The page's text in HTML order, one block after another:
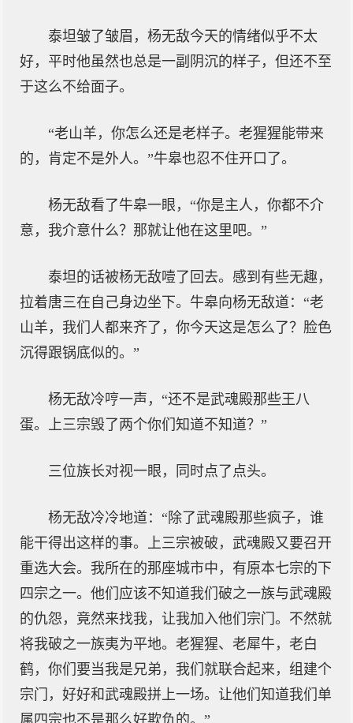
泰坦皱了皱眉，杨无敌今天的情绪似乎不太
好，平时他虽然也总是一副阴沉的样子，但还不至
于这么不给面子。
“老山羊，你怎么还是老样子。老猩猩能带来
的，肯定不是外人。”牛皋也忍不住开口了。
杨无敌看了牛皋一眼，“你是主人，你都不介
意，我介意什么？那就让他在这里吧。”
泰坦的话被杨无敌噎了回去。感到有些无趣，
拉着唐三在自己身边坐下。牛皋向杨无敌道：“老
山羊，我们人都来齐了，你今天这是怎么了？脸色
沉得跟锅底似的。”
杨无敌冷哼一声，“还不是武魂殿那些王八
蛋。上三宗毁了两个你们知道不知道？”
三位族长对视一眼，同时点了点头。
杨无敌冷冷地道：“除了武魂殿那些疯子，谁
能干得出这样的事。上三宗被破，武魂殿又要召开
重选大会。我所在的那座城市中，有原本七宗的下
四宗之一。他们应该不知道我们破之一族与武魂殿
的仇怨，竟然来找我，让我加入他们宗门。不然就
将我破之一族夷为平地。老猩猩、老犀牛，老白
鹤，你们要当我是兄弟，我们就联合起来，组建个
宗门，好好和武魂殿拼上一场。让他们知道我们单
属四宗也不是那么好欺负的。”